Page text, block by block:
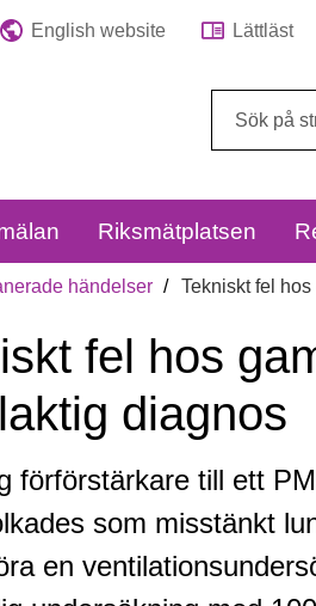
English website Lättläst
Riksmätplatsen
händelser Tekniskt fel
fel hos
diagnos
förförstärkare till ett
som misstänkt
en